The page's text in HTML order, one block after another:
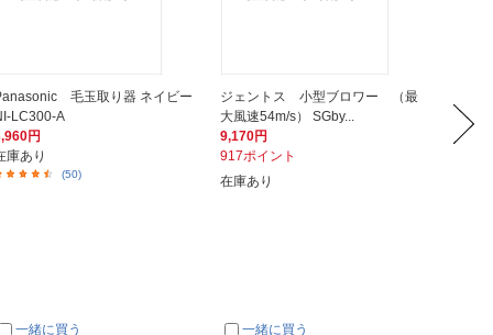
毛玉取り器 ネイビー
LC300-A
円
庫あり
(50)
一緒に買う
ジェントス 小型ブロワー （最
大風速54m/s） SGby...
9,170円
917ポイント
在庫あり
一緒に買う
掃除
29,400